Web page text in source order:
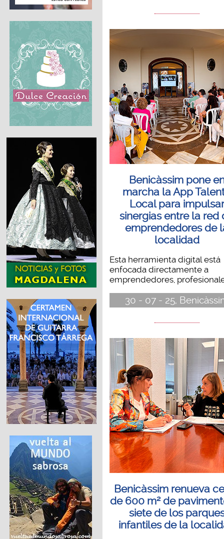
Benicàssim pone
marcha la App
Local para impulsar
sinergias entre la red
emprendedores de
localidad
Esta herramienta digital está
enfocada directamente a
emprendedores,
30 - 07 - 25,
Benicàssim renueva
de 600 m² de
siete de los
infantiles de la